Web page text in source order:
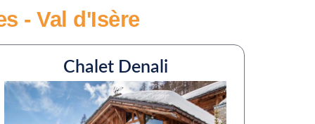
- Val d'Isère
Chalet Denali